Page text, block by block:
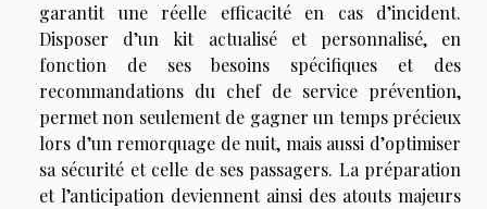
garantit une réelle efficacité en cas d’incident.
Disposer d’un kit actualisé et personnalisé, en
fonction de ses besoins spécifiques et des
recommandations du chef de service prévention,
permet non seulement de gagner un temps précieux
lors d’un remorquage de nuit, mais aussi d’optimiser
sa sécurité et celle de ses passagers. La préparation
et l’anticipation deviennent ainsi des atouts majeurs